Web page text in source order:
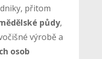
přitom
půdy,
výrobě a
osob